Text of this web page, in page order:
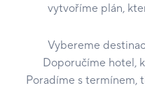
vytvoříme plán,
Vybereme
Doporučíme hotel,
Poradíme s termínem,